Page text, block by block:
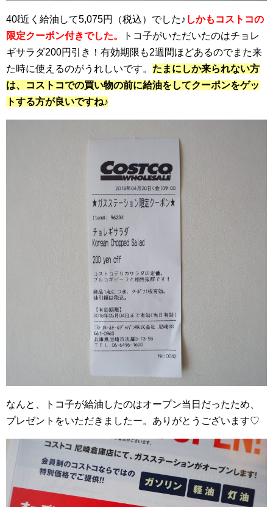
40ℓ近く給油して5,075円（税込）でした♪ しかもコストコの
限定クーポン付きでした。
トコ子がいただいたのはチョレ
ギサラダ200円引き！有効期限も2週間ほどあるのでまた来
た時に使えるのがうれしいです。 たまにしか来られない方
は、コストコでの買い物の前に給油をしてクーポンをゲッ
トする方が良いですね♪
なんと、トコ子が給油したのはオープン当日だったため、
プレゼントをいただきましたー。ありがとうございます♡